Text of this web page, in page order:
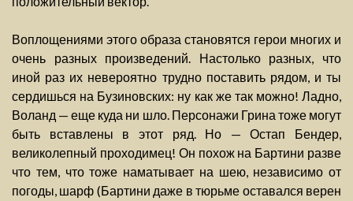
Воплощениями этого образа становятся герои многих и
очень разных произведений. Настолько разных, что
иной раз их невероятно трудно поставить рядом, и ты
сердишься на Бузиновских: ну как же так можно! Ладно,
Воланд — еще куда ни шло. Персонажи Грина тоже могут
быть вставлены в этот ряд. Но — Остап Бендер,
великолепный проходимец! Он похож на Бартини разве
что тем, что тоже наматывает на шею, независимо от
погоды, шарф (Бартини даже в тюрьме оставался верен